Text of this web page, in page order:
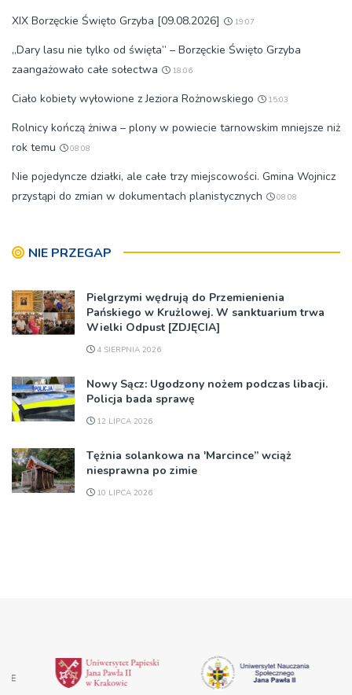
XIX Borzęckie Święto Grzyba [09.08.2026] 19:07
„Dary lasu nie tylko od święta” – Borzęckie Święto Grzyba
zaangażowało całe sołectwa
18:06
Ciało kobiety wyłowione z Jeziora Rożnowskiego 15:03
Rolnicy kończą żniwa – plony w powiecie tarnowskim mniejsze niż
rok temu
08:08
Nie pojedyncze działki, ale całe trzy miejscowości. Gmina Wojnicz
przystąpi do zmian w dokumentach planistycznych
08:08
NIE PRZEGAP
Pielgrzymi wędrują do Przemienienia
Pańskiego w Krużlowej. W sanktuarium trwa
Wielki Odpust [ZDJĘCIA]
4 SIERPNIA 2026
Nowy Sącz: Ugodzony nożem podczas libacji.
Policja bada sprawę
12 LIPCA 2026
Tężnia solankowa na 'Marcince” wciąż
niesprawna po zimie
10 LIPCA 2026